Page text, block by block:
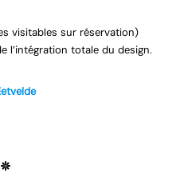
visitables sur réservation)
l’intégration totale du design.